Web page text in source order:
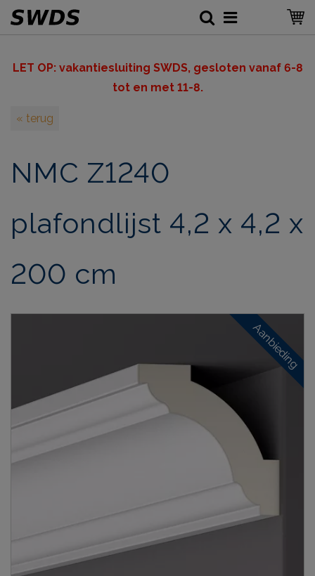
LET OP: vakantiesluiting SWDS, gesloten vanaf 6-8
tot en met 11-8.
« terug
NMC Z1240
plafondlijst 4,2 x 4,2 x
200 cm
Aanbieding